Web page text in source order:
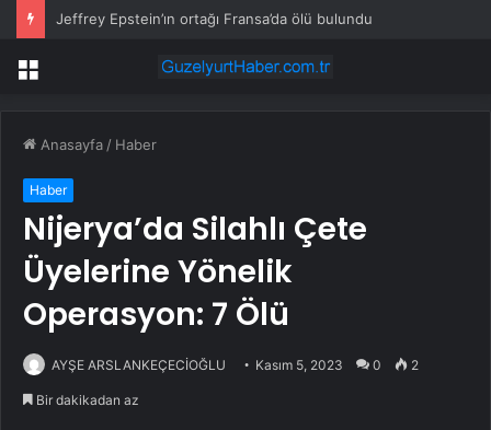
Jeffrey Epstein’ın ortağı Fransa’da ölü bulundu
Menü
Anasayfa / Haber
Haber
Nijerya’da Silahlı Çete
Üyelerine Yönelik
Operasyon: 7 Ölü
AYŞE ARSLANKEÇECİOĞLU Kasım 5, 2023 0 2
Bir dakikadan az